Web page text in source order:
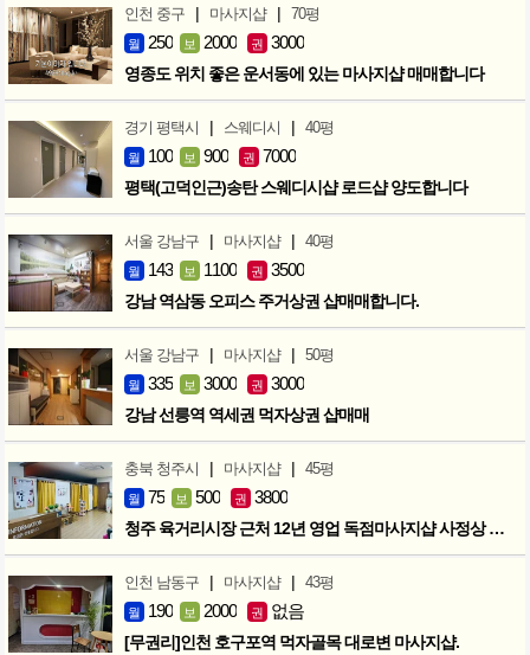
인천 중구 | 마사지샵 | 70평
월 250 보 2000 권 3000
영종도 위치 좋은 운서동에 있는 마사지샵 매매합니다
경기 평택시 | 스웨디시 | 40평
월 100 보 900 권 7000
평택(고덕인근)송탄 스웨디시샵 로드샵 양도합니다
서울 강남구 | 마사지샵 | 40평
월 143 보 1100 권 3500
강남 역삼동 오피스 주거상권 샵매매합니다.
서울 강남구 | 마사지샵 | 50평
월 335 보 3000 권 3000
강남 선릉역 역세권 먹자상권 샵매매
충북 청주시 | 마사지샵 | 45평
월 75 보 500 권 3800
청주 육거리시장 근처 12년 영업 독점마사지샵 사정상 급매합니다.
인천 남동구 | 마사지샵 | 43평
월 190 보 2000 권 없음
[무권리]인천 호구포역 먹자골목 대로변 마사지샵.